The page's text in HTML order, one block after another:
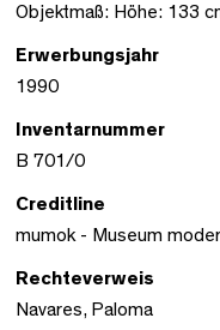
Objektmaß: Höhe: 133
Erwerbungsjahr
1990
Inventarnummer
B 701/0
Creditline
mumok - Museum
Rechteverweis
Navares, Paloma